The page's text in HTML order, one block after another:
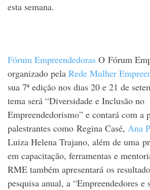
esta semana.
Fórum Empreendedoras O Fórum
organizado pela Rede Mulher
sua 7ª edição nos dias 20 e 21 de
tema será “Diversidade e Inclusão no
Empreendedorismo” e contará com a
palestrantes como Regina Casé, Ana
Luiza Helena Trajano, além de uma
em capacitação, ferramentas e
RME também apresentará os
pesquisa anual, a “Empreendedores e